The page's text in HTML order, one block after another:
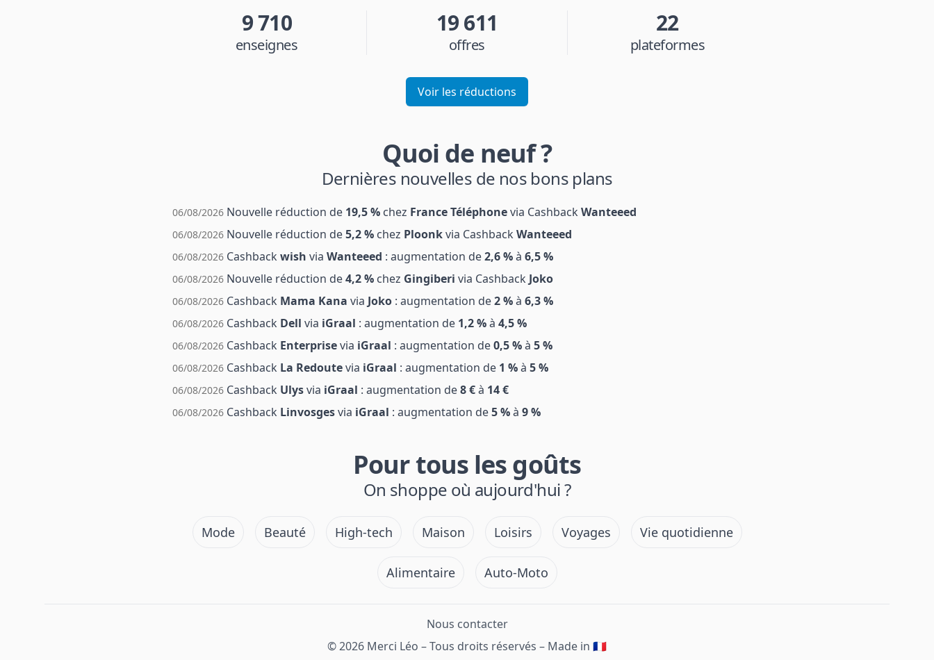
9 710
enseignes
19 611
offres
22
plateformes
Voir les réductions
Quoi de neuf ?
Dernières nouvelles de nos bons plans
06/08/2026 Nouvelle réduction de 19,5 % chez France Téléphonevia Cashback Wanteeed
06/08/2026 Nouvelle réduction de5,2 % chez Ploonkvia Cashback Wanteeed
06/08/2026 Cashback wish via Wanteeed : augmentation de2,6 %à 6,5 %
06/08/2026 Nouvelle réduction de4,2 % chez Gingiberi via Cashback Joko
06/08/2026 Cashback Mama Kana via Joko : augmentation de2 %à 6,3 %
06/08/2026 Cashback Dell via iGraal : augmentation de 1,2 %à 4,5 %
06/08/2026 Cashback Enterprisevia iGraal : augmentation de0,5 %à 5 %
06/08/2026 Cashback La Redoutevia iGraal : augmentation de 1 %à 5 %
06/08/2026 Cashback Ulysvia iGraal : augmentation de8 €à 14 €
06/08/2026 Cashback Linvosgesvia iGraal : augmentation de5 %à 9 %
Pour tous les goûts
On shoppe où aujourd'hui ?
Mode Beauté High-tech Maison Loisirs Voyages Vie quotidienne
Alimentaire Auto-Moto
Nous contacter
© 2026 Merci Léo – Tous droits réservés – Made in 🇫🇷